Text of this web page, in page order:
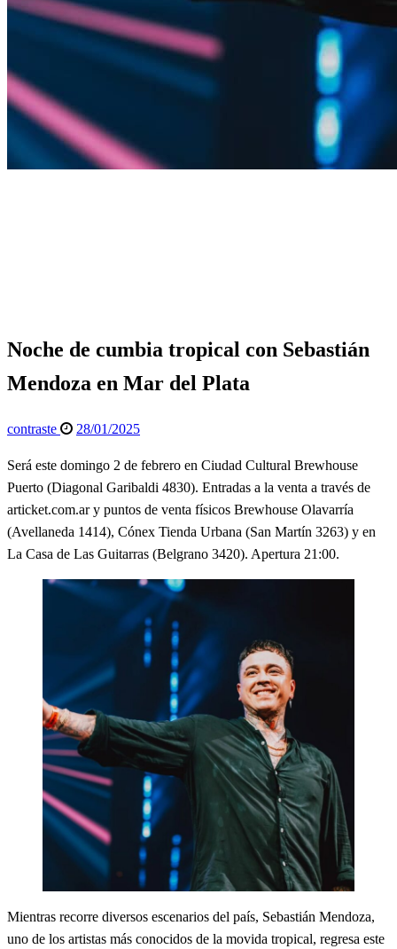
Noche de cumbia tropical con Sebastián
Mendoza en Mar del Plata
contraste
Publicado
28/01/2025
Será este domingo 2 de febrero en Ciudad Cultural Brewhouse
Puerto (Diagonal Garibaldi 4830). Entradas a la venta a través de
articket.com.ar y puntos de venta físicos Brewhouse Olavarría
(Avellaneda 1414), Cónex Tienda Urbana (San Martín 3263) y en
La Casa de Las Guitarras (Belgrano 3420). Apertura 21:00.
Mientras recorre diversos escenarios del país, Sebastián Mendoza,
uno de los artistas más conocidos de la movida tropical, regresa este